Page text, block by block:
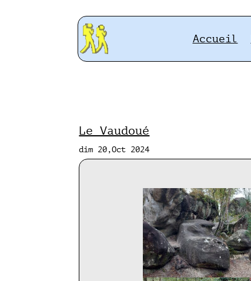
Accueil
Le Vaudoué
dim 20,Oct 2024